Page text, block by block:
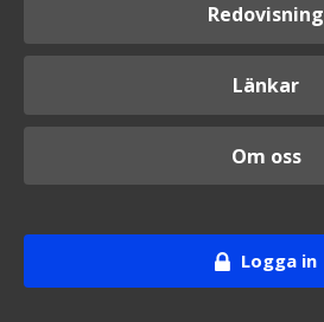
Redovisning
Länkar
Om oss
Logga in